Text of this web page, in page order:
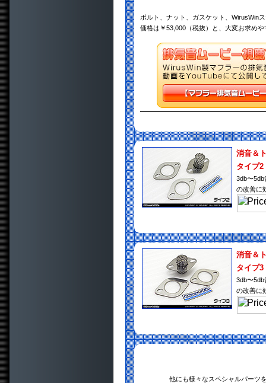
ボルト、ナット、ガスケット、WirusWin
価格は￥53,000（税抜）と、大変お求め
消音＆
タイプ2
3db〜
の改善に
消音＆
タイプ3
3db〜
の改善に
他にも様々なスペシャルパーツ